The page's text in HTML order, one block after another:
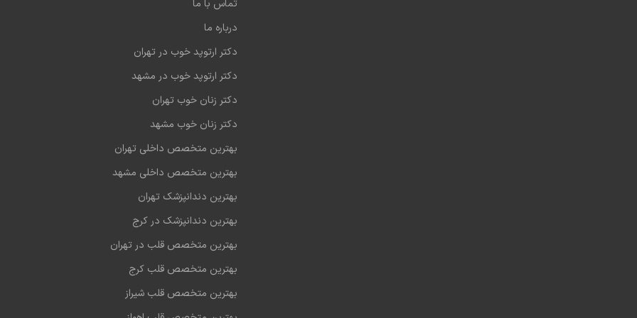
برای مشاوره قبل ازدواج پیش دکتر سلیمانی رفته بودم و از کارشون راضی هستم باحوصله و عالی بودن
برای مشاوره پیش از ادواج پیش دکتر سلیمانی رفتم و کارشون عالی بود و راضی بودم
تماس با ما
درباره ما
دکتر ارتوپد خوب در تهران
دکتر ارتوپد خوب در مشهد
دکتر زنان خوب تهران
دکتر زنان خوب مشهد
بهترین متخصص داخلی تهران
بهترین متخصص داخلی مشهد
بهترین دندانپزشک تهران
بهترین دندانپزشک در کرج
بهترین متخصص قلب در تهران
بهترین متخصص قلب کرج
بهترین متخصص قلب شیراز